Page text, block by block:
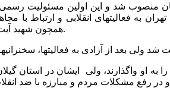
منصوب شد و این اولین مسئولیت
به فعالیتهای انقلابی و ارتباط با
همچون شهید آیت الله دکتر بهشتی سپری شد.
به او واگذارند، ولی ایشان در استان